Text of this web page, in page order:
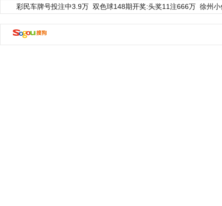
彩民车牌号投注中3.9万 双色球148期开奖:头奖11注666万 徐州